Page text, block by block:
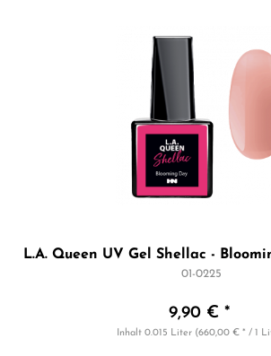
L.A. Queen UV Gel Shellac -
01-0225
9,90 € *
Inhalt 0.015 Liter (660,00 € * / 1